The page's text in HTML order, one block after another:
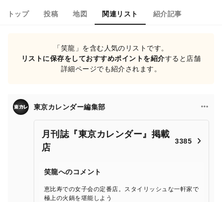
トップ 投稿 地図 関連リスト 紹介記事
「笑龍」を含む人気のリストです。
リストに保存をしておすすめポイントを紹介すると店舗
詳細ページでも紹介されます。
東京カレンダー編集部
月刊誌『東京カレンダー』掲載
店
3385
笑龍へのコメント
恵比寿での女子会の定番店。スタイリッシュな一軒家で
極上の火鍋を堪能しよう